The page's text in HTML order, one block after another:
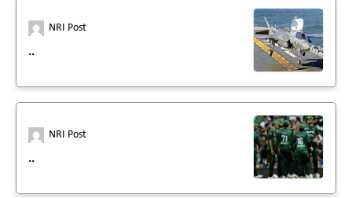
NRI Post
..
NRI Post
..